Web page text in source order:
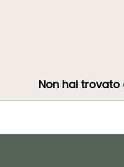
Non hai trovato